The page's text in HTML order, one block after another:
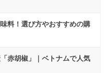
料！選び方やおすすめの購
赤胡椒」｜ベトナムで人気